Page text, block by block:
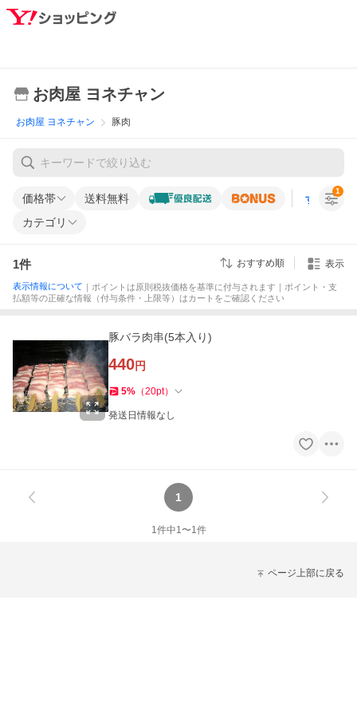
お肉屋 ヨネチャン
お肉屋 ヨネチャン 豚肉
価格帯 送料無料 すべての条
カテゴリ
1
1件 おすすめ順 表示
表示情報について ｜ポイントは原則税抜価格を基準に付与されます｜ポイント・支
払額等の正確な情報（付与条件・上限等）はカートをご確認ください
豚バラ肉串(5本入り)
440円
5% （20pt）
発送日情報なし
1
1件中1〜1件
ページ上部に戻る